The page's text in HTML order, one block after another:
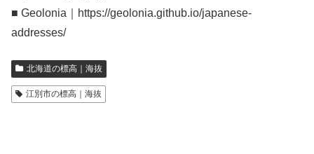
■ Geolonia｜https://geolonia.github.io/japanese-
addresses/
北海道の標高｜海抜
江別市の標高｜海抜